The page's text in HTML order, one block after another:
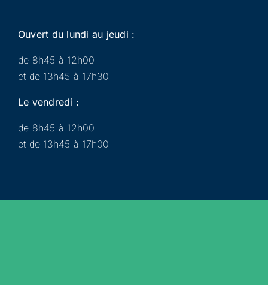
Ouvert du lundi au jeudi :
de 8h45 à 12h00
et de 13h45 à 17h30
Le vendredi :
de 8h45 à 12h00
et de 13h45 à 17h00